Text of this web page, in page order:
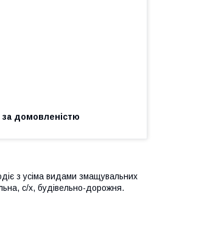
за домовленістю
з усіма видами змащувальних
с/х, будівельно-дорожня.